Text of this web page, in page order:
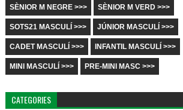
SÈNIOR M NEGRE >>> SÈNIOR M VERD >>>
SOTS21 MASCULÍ >>> JÚNIOR MASCULÍ >>>
CADET MASCULÍ >>> INFANTIL MASCULÍ >>>
MINI MASCULÍ >>> PRE-MINI MASC >>>
CATEGORIES